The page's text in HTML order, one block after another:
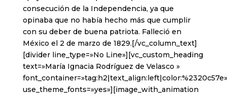
consecución de la Independencia, ya que
opinaba que no había hecho más que cumplir
con su deber de buena patriota. Falleció en
México el 2 de marzo de 1829.[/vc_column_text]
[divider line_type=»No Line»][vc_custom_heading
text=»María Ignacia Rodríguez de Velasco »
font_container=»tag:h2|text_align:left|color:%2320c57e»
use_theme_fonts=»yes»][image_with_animation